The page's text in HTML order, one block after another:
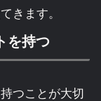
きます。
を持つ
つことが大切